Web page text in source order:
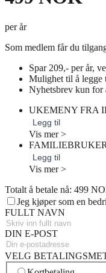
per år
Som medlem får du
Spar 209,- per år,
Mulighet til å legge
Nyhetsbrev kun for
UKEMENY FRA
Legg til
Vis mer >
Legg til
Vis mer >
Totalt å betale nå: 499
Jeg kjøper som en
FULLT NAVN
DIN E-POST
VELG